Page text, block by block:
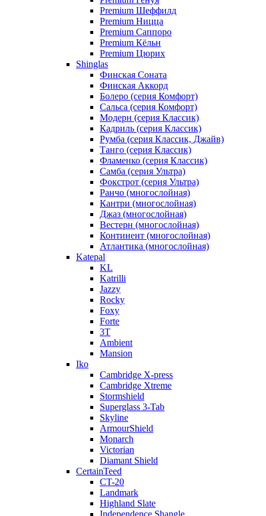
Premium Шеффилд
Premium Ницца
Premium Саппоро
Premium Кёльн
Premium Цюрих
Shinglas
Финская Соната
Финская Аккорд
Болеро (серия Комфорт)
Сальса (серия Комфорт)
Модерн (серия Классик)
Кадриль (серия Классик)
Румба (серия Классик, Джайв)
Танго (серия Классик)
Фламенко (серия Классик)
Самба (серия Ультра)
Фокстрот (серия Ультра)
Ранчо (многослойная)
Кантри (многослойная)
Джаз (многослойная)
Вестерн (многослойная)
Континент (многослойная)
Атлантика (многослойная)
Katepal
KL
Katrilli
Jazzy
Rocky
Foxy
Forte
3T
Ambient
Mansion
Iko
Cambridge X-press
Cambridge Xtreme
Stormshield
Superglass 3-Tab
Skyline
ArmourShield
Monarch
Victorian
Diamant Shield
CertainTeed
CT-20
Landmark
Highland Slate